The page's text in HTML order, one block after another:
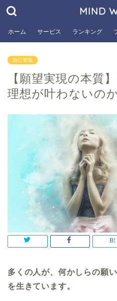
MIND
ホーム サービス ランキング
自己実現
【願望実現の本質
理想が叶わないの
多くの人が、何かしらの願
を生きています。